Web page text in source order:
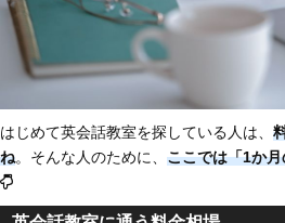
はじめて英会話教室を探している人は、
ね。そんな人のために、 ここでは「1か